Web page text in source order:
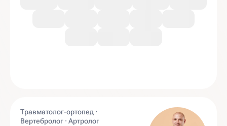
Травматолог-ортопед ·
Вертебролог · Артролог